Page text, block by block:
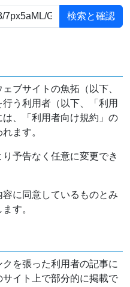
ブサイトの魚拓（以下、
行う利用者（以下、「利用
、「利用者向け規約」の
ます。
予告なく任意に変更でき
に同意しているものとみ
す。
を張った利用者の記事に
イト上で部分的に掲載で